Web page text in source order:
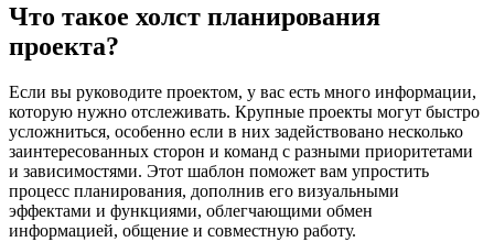
Что такое холст планирования
проекта?
Если вы руководите проектом, у вас есть много информации,
которую нужно отслеживать. Крупные проекты могут быстро
усложниться, особенно если в них задействовано несколько
заинтересованных сторон и команд с разными приоритетами
и зависимостями. Этот шаблон поможет вам упростить
процесс планирования, дополнив его визуальными
эффектами и функциями, облегчающими обмен
информацией, общение и совместную работу.